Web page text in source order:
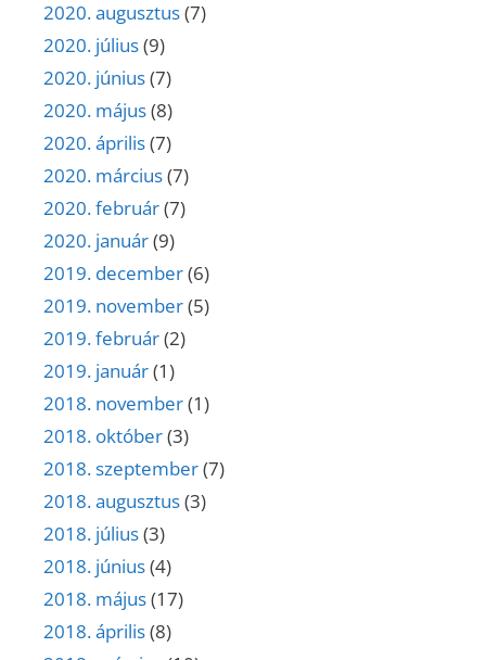
2020. augusztus(7)
2020. július(9)
2020. június(7)
2020. május(8)
2020. április(7)
2020. március(7)
2020. február(7)
2020. január(9)
2019. december(6)
2019. november(5)
2019. február(2)
2019. január(1)
2018. november(1)
2018. október(3)
2018. szeptember(7)
2018. augusztus(3)
2018. július(3)
2018. június(4)
2018. május(17)
2018. április(8)